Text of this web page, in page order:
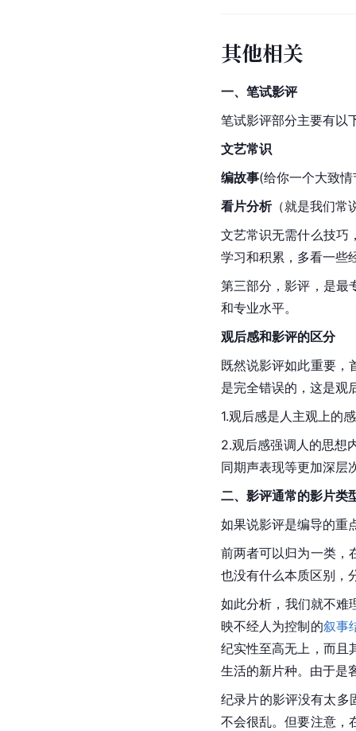
其他相关
一、笔试影评
笔试影评部分主要有以
文艺常识
编故事(给你一个大致
看片分析（就是我们常
文艺常识无需什么技巧
学习和积累，多看一些
第三部分，影评，是最
和专业水平。
观后感和影评的区分
既然说影评如此重要，
是完全错误的，这是观
1.观后感是人主观上的
2.观后感强调人的思想
同期声表现等更加深层
二、影评通常的影片类
如果说影评是编导的重
前两者可以归为一类，
也没有什么本质区别，
如此分析，我们就不难
映不经人为控制的叙事
纪实性至高无上，而且
生活的新片种。由于是
纪录片的影评没有太多
不会很乱。但要注意，